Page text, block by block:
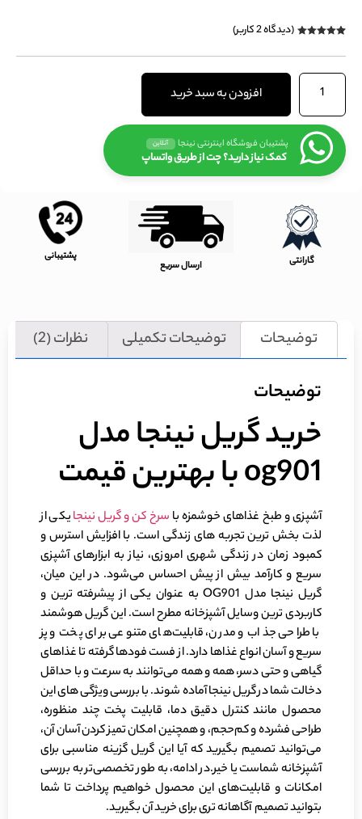
(دیدگاه2کاربر)
افزودن به سبد خرید
پشتیبان فروشگاه اینترنتی نینجا آنلاین
کمک نیاز دارید؟ چت از طریق واتساپ
گارانتی ارسال سریع
پشتیبانی
توضیحات توضیحات تکمیلی نظرات (2)
توضیحات
خرید گریل نینجا مدل
og901 با بهترین قیمت
آشپزی و طبخ غذاهای خوشمزه با سرخ کن و گریل نینجایکی از
لذت‌ بخش‌ ترین تجربه‌ های زندگی است. با افزایش استرس و
کمبود زمان در زندگی شهری امروزی، نیاز به ابزارهای آشپزی
سریع و کارآمد بیش از پیش احساس می‌شود. در این میان،
گریل نینجا مدل OG901 به عنوان یکی از پیشرفته‌ ترین و
کاربردی ‌ترین وسایل آشپزخانه مطرح است. این گریل هوشمند
با طراحی جذاب و مدرن، قابلیت‌های متنوعی برای پخت و پز
سریع و آسان انواع غذاها دارد. از فست فود‌ها گرفته تا غذاهای
گیاهی و حتی دسر، همه و همه می‌توانند به سرعت و با حداقل
دخالت شما در گریل نینجا آماده شوند. با بررسی ویژگی‌ های این
محصول مانند کنترل دقیق دما، قابلیت پخت چند منظوره،
طراحی فشرده و کم‌حجم، و همچنین امکان تمیز کردن آسان آن،
می‌توانید تصمیم بگیرید که آیا این گریل گزینه مناسبی برای
آشپزخانه شماست یا خیر.در ادامه، به طور تخصصی‌تر به بررسی
امکانات و قابلیت‌های این محصول خواهیم پرداخت تا شما
بتوانید تصمیم آگاهانه ‌تری برای خرید آن بگیرید.